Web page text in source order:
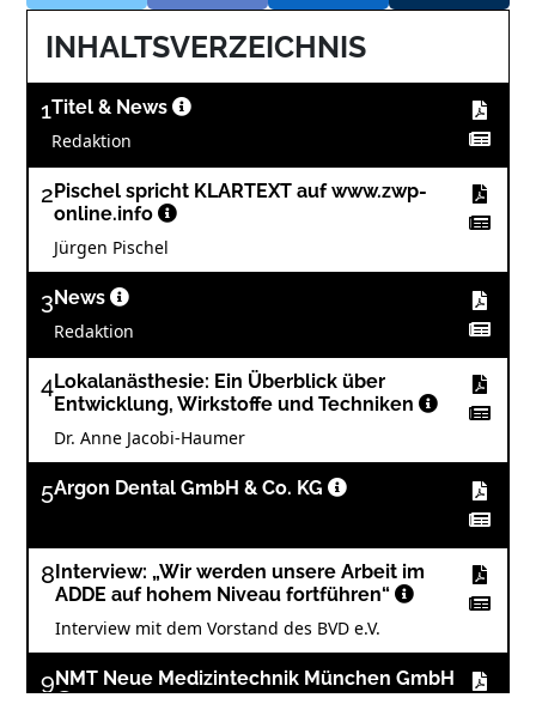
INHALTSVERZEICHNIS
1Titel & News
Redaktion
2 Pischel spricht KLARTEXT auf www.zwp-
online.info
Jürgen Pischel
3 News
Redaktion
4Lokalanästhesie: Ein Überblick über
Entwicklung, Wirkstoffe und Techniken
Dr. Anne Jacobi-Haumer
5Argon Dental GmbH & Co. KG
8 Interview: „Wir werden unsere Arbeit im
ADDE auf hohem Niveau fortführen“
Interview mit dem Vorstand des BVD e.V.
9 NMT Neue Medizintechnik München GmbH